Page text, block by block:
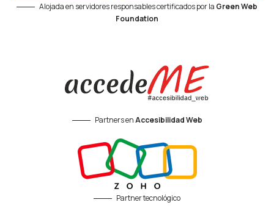
Alojada en servidores responsables certificados por la Green Web
Foundation
Partners enAccesibilidad Web
Partner tecnológico